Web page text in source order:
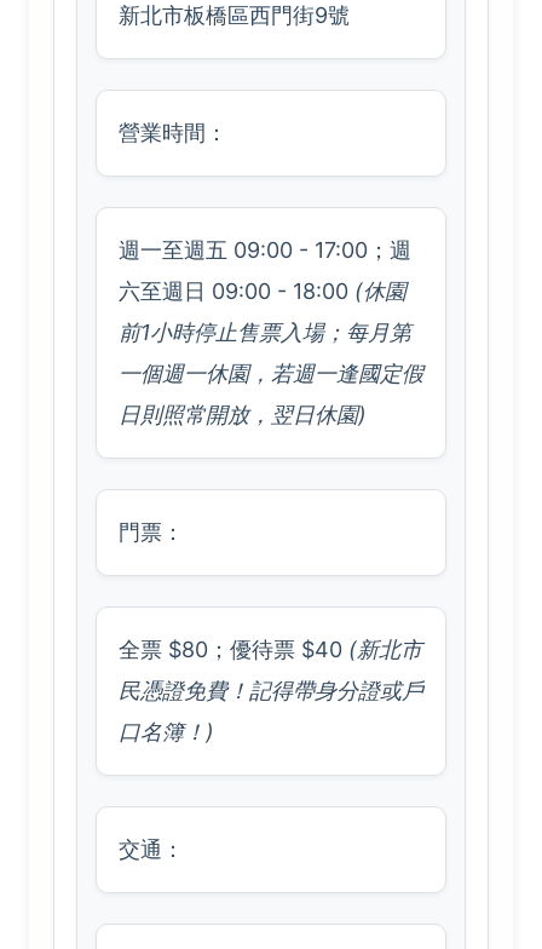
新北市板橋區西門街9號
營業時間：
週一至週五 09:00 - 17:00；週
六至週日 09:00 - 18:00 (休園
前1小時停止售票入場；每月第
一個週一休園，若週一逢國定假
日則照常開放，翌日休園)
門票：
全票 $80；優待票 $40 (新北市
民憑證免費！記得帶身分證或戶
口名簿！)
交通：